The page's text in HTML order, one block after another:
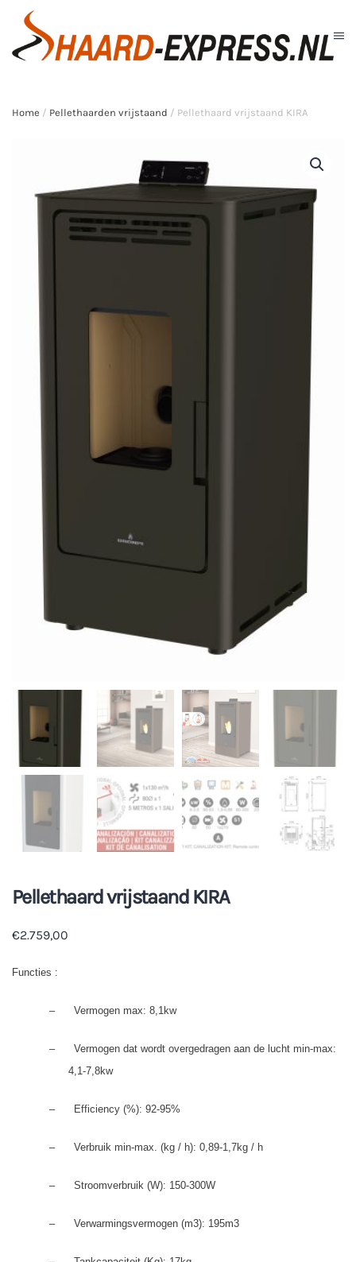
Skip to main content
Home / Pellethaarden vrijstaand / Pellethaard vrijstaand KIRA
Pellethaard vrijstaand KIRA
€2.759,00
Functies :
– Vermogen max: 8,1kw
–
Vermogen dat wordt overgedragen aan de lucht min-max:
4,1-7,8kw
– Efficiency (%): 92-95%
– Verbruik min-max. (kg / h): 0,89-1,7kg / h
– Stroomverbruik (W): 150-300W
– Verwarmingsvermogen (m3): 195m3